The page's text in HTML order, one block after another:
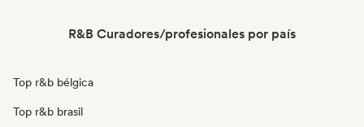
R&B Curadores/profesionales por país
Top r&b bélgica
Top r&b brasil